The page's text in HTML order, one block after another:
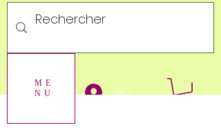
ME
NU
Se connecter